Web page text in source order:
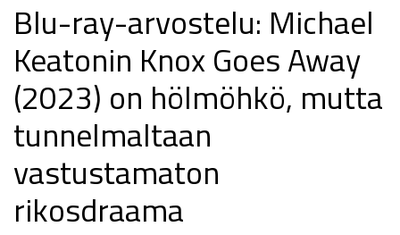
Blu-ray-arvostelu: Michael
Keatonin Knox Goes Away
(2023) on hölmöhkö, mutta
tunnelmaltaan
vastustamaton
rikosdraama